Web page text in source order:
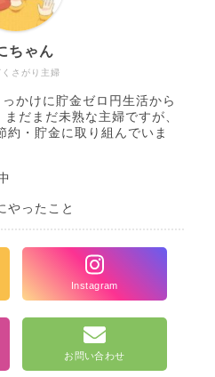
さがり主婦
ちゃん
かけに貯金ゼロ円生活から
だまだ未熟な主婦ですが、
約・貯金に取り組んでいま
やったこと
Instagram
お問い合わせ
ホーム
カテゴリ一覧